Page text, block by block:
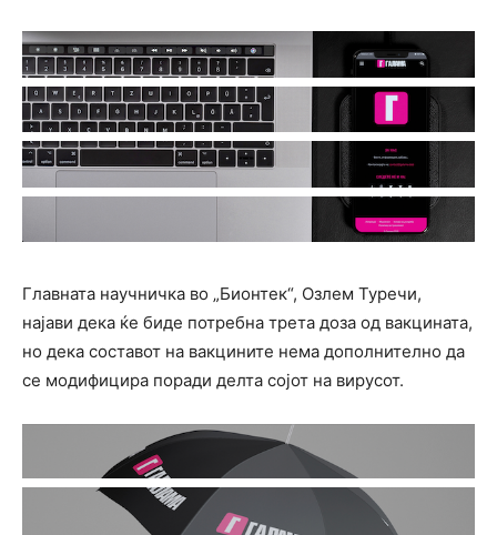
Главната научничка во „Бионтек“, Озлем Туречи,
најави дека ќе биде потребна трета доза од вакцината,
но дека составот на вакцините нема дополнително да
се модифицира поради делта сојот на вирусот.